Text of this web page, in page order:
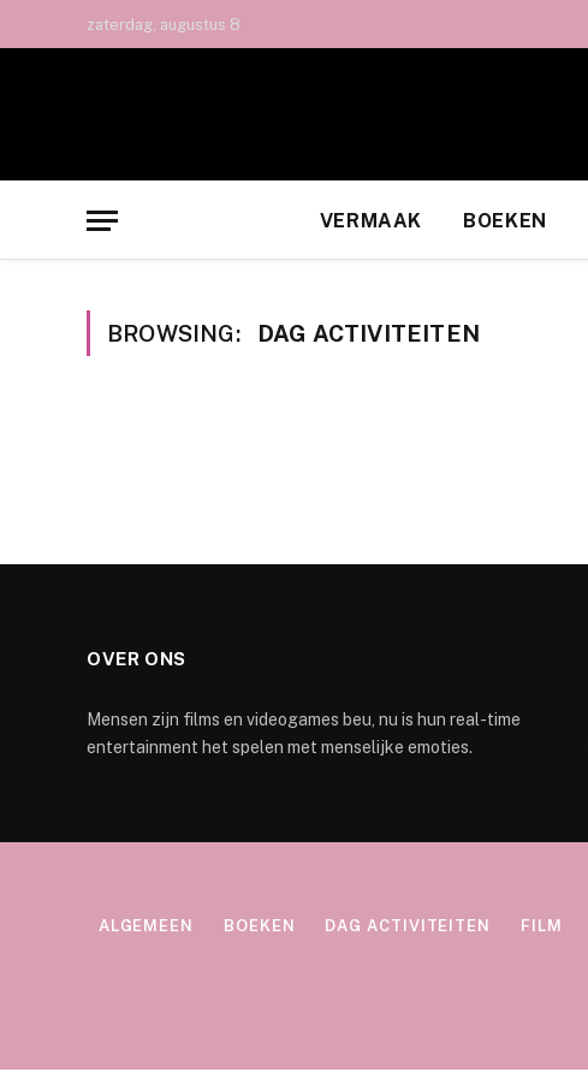
zaterdag, augustus 8
VERMAAK BOEKEN
BROWSING: DAG ACTIVITEITEN
OVER ONS
Mensen zijn films en videogames beu, nu is hun real-time
entertainment het spelen met menselijke emoties.
ALGEMEEN BOEKEN DAG ACTIVITEITEN FILM